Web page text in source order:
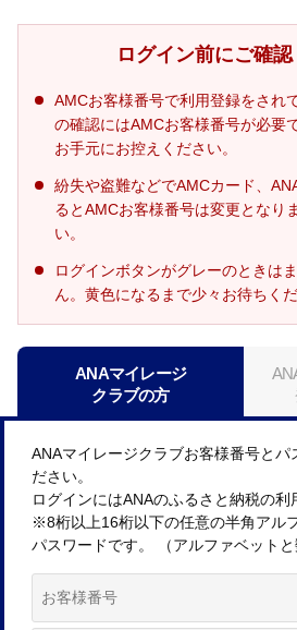
ログイン前にご確
AMCお客様番号で利用登録をされ
の確認にはAMCお客様番号が必要
お手元にお控えください。
紛失や盗難などでAMCカード、
るとAMCお客様番号は変更となり
い。
ログインボタンがグレーのときは
ん。黄色になるまで少々お待ちくだ
ANAマイレージ
クラブの方
ANAマイレージクラブお客様番号とパ
ださい。
ログインにはANAのふるさと納税の利
※8桁以上16桁以下の任意の半角アル
パスワードです。 （アルファベットと